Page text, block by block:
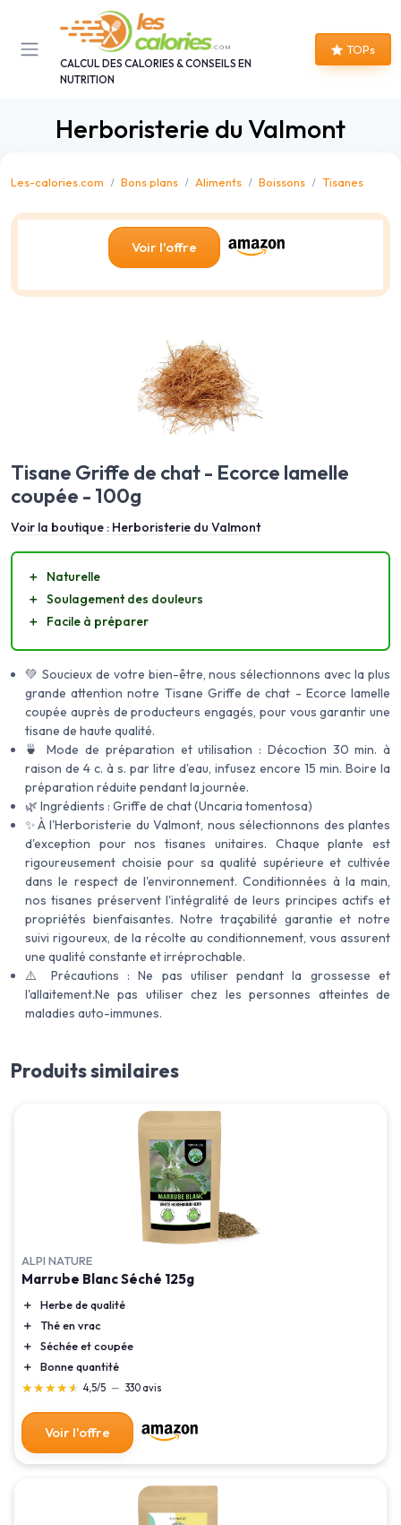
CALCUL DES CALORIES & CONSEILS EN
NUTRITION
TOPs
Herboristerie du Valmont
Les-calories.com Bons plans Aliments Boissons Tisanes
Voir l'offre
Tisane Griffe de chat - Ecorce lamelle
coupée - 100g
Voir la boutique : Herboristerie du Valmont
＋
Naturelle
＋ Soulagement des douleurs
＋
Facile à préparer
💚 Soucieux de votre bien-être, nous sélectionnons avec la plus
grande attention notre Tisane Griffe de chat - Ecorce lamelle
coupée auprès de producteurs engagés, pour vous garantir une
tisane de haute qualité.
🍵 Mode de préparation et utilisation : Décoction 30 min. à
raison de 4 c. à s. par litre d'eau, infusez encore 15 min. Boire la
préparation réduite pendant la journée.
🌿 Ingrédients : Griffe de chat (Uncaria tomentosa)
✨À l'Herboristerie du Valmont, nous sélectionnons des plantes
d'exception pour nos tisanes unitaires. Chaque plante est
rigoureusement choisie pour sa qualité supérieure et cultivée
dans le respect de l'environnement. Conditionnées à la main,
nos tisanes préservent l'intégralité de leurs principes actifs et
propriétés bienfaisantes. Notre traçabilité garantie et notre
suivi rigoureux, de la récolte au conditionnement, vous assurent
une qualité constante et irréprochable.
⚠️ Précautions : Ne pas utiliser pendant la grossesse et
l'allaitement.Ne pas utiliser chez les personnes atteintes de
maladies auto-immunes.
Produits similaires
ALPI NATURE
Marrube Blanc Séché 125g
＋
Herbe de qualité
＋
Thé en vrac
＋
Séchée et coupée
＋
Bonne quantité
★★★★★
★★★★★ 4,5/5 — 330 avis
Voir l'offre
Panneau de gestion des cookies